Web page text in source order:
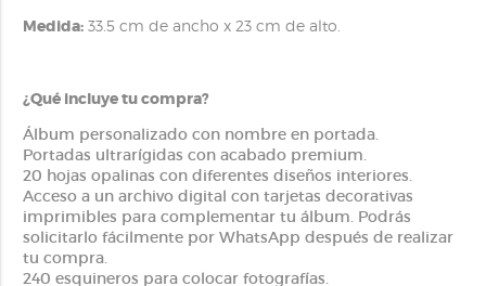
Medida:33.5 cm de ancho x 23 cm de alto.
¿Qué incluye tu compra?
Álbum personalizado con nombre en portada.
Portadas ultrarígidas con acabado premium.
20 hojas opalinas con diferentes diseños interiores.
Acceso a un archivo digital con tarjetas decorativas
imprimibles para complementar tu álbum. Podrás
solicitarlo fácilmente por WhatsApp después de realizar
tu compra.
240 esquineros para colocar fotografías.